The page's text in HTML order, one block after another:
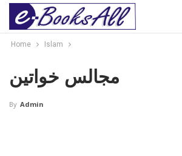
Home Islam
مجالس خواتین
By Admin